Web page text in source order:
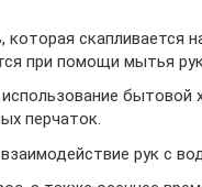
которая скапливается
при помощи мытья
бытовой
перчаток.
рук с